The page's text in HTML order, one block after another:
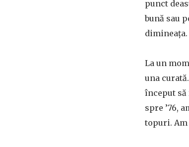
punct
bună sau
dimineața.
La un
una
început să
spre ’76,
topuri. Am